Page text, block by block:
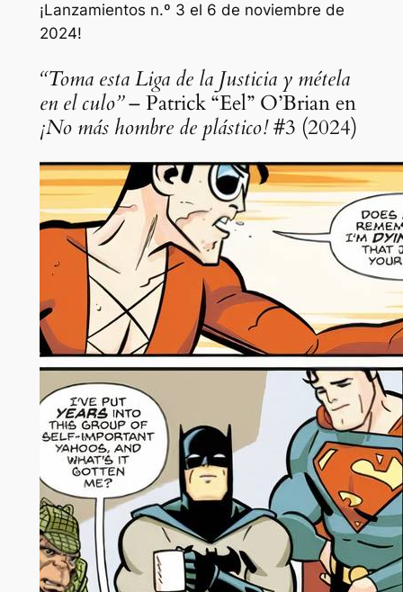
¡Lanzamientos n.º 3 el 6 de noviembre de
2024!
“Toma esta Liga de la Justicia y métela
en el culo”– Patrick “Eel” O’Brian en
¡No más hombre de plástico!#3 (2024)